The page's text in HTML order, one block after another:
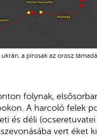
a pirosak az orosz
folynak,
A harcoló felek
és déli
vert éket